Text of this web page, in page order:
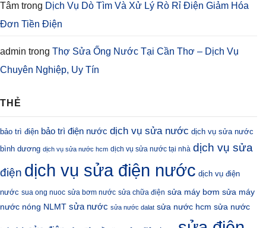
Tâm trong Dịch Vụ Dò Tìm Và Xử Lý Rò Rỉ Điện Giảm Hóa
Đơn Tiền Điện
admin trong Thợ Sửa Ống Nước Tại Cần Thơ – Dịch Vụ
Chuyên Nghiệp, Uy Tín
THẺ
bảo trì điện bảo trì điện nước dịch vụ sửa nước dịch vụ sửa nước
bình dương dịch vụ sửa nước hcm dịch vụ sửa nước tại nhà dịch vụ sửa
điện dịch vụ sửa điện nước dịch vụ điện
nước sua ong nuoc sửa bơm nước sửa chữa điện sửa máy bơm sửa máy
nước nóng NLMT sửa nước sửa nước dalat sửa nước hcm sửa nước